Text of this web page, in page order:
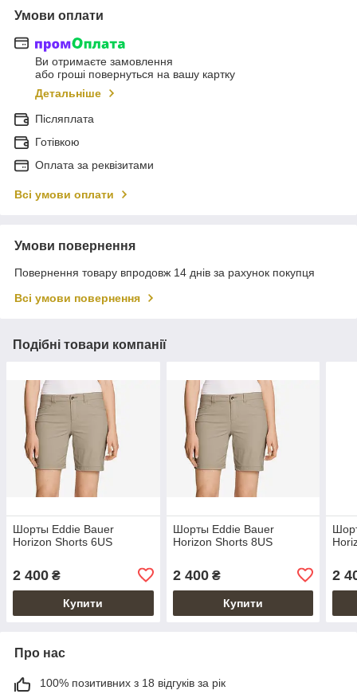
Умови оплати
Ви отримаєте замовлення
або гроші повернуться на вашу картку
Детальніше
Післяплата
Готівкою
Оплата за реквізитами
Всі умови оплати
Умови повернення
Повернення товару впродовж 14 днів за рахунок покупця
Всі умови повернення
Подібні товари компанії
Шорты Eddie Bauer
Horizon Shorts 6US
2 400 ₴
Купити
Шорты Eddie Bauer
Horizon Shorts 8US
2 400₴
Купити
2
Про нас
100% позитивних з 18 відгуків за рік